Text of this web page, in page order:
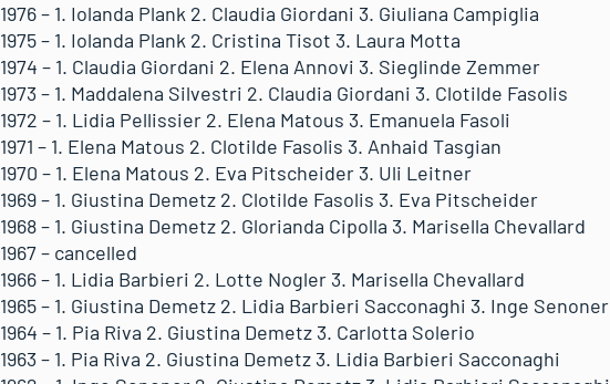
1976 – 1. Iolanda Plank 2. Claudia Giordani 3. Giuliana Campiglia
1975 – 1. Iolanda Plank 2. Cristina Tisot 3. Laura Motta
1974 – 1. Claudia Giordani 2. Elena Annovi 3. Sieglinde Zemmer
1973 – 1. Maddalena Silvestri 2. Claudia Giordani 3. Clotilde Fasolis
1972 – 1. Lidia Pellissier 2. Elena Matous 3. Emanuela Fasoli
1971 – 1. Elena Matous 2. Clotilde Fasolis 3. Anhaid Tasgian
1970 – 1. Elena Matous 2. Eva Pitscheider 3. Uli Leitner
1969 – 1. Giustina Demetz 2. Clotilde Fasolis 3. Eva Pitscheider
1968 – 1. Giustina Demetz 2. Glorianda Cipolla 3. Marisella Chevallard
1967 – cancelled
1966 – 1. Lidia Barbieri 2. Lotte Nogler 3. Marisella Chevallard
1965 – 1. Giustina Demetz 2. Lidia Barbieri Sacconaghi 3. Inge Senoner
1964 – 1. Pia Riva 2. Giustina Demetz 3. Carlotta Solerio
1963 – 1. Pia Riva 2. Giustina Demetz 3. Lidia Barbieri Sacconaghi